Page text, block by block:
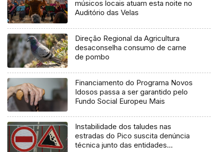
músicos locais atuam esta noite no
Auditório das Velas
Direção Regional da Agricultura
desaconselha consumo de carne
de pombo
Financiamento do Programa Novos
Idosos passa a ser garantido pelo
Fundo Social Europeu Mais
Instabilidade dos taludes nas
estradas do Pico suscita denúncia
técnica junto das entidades